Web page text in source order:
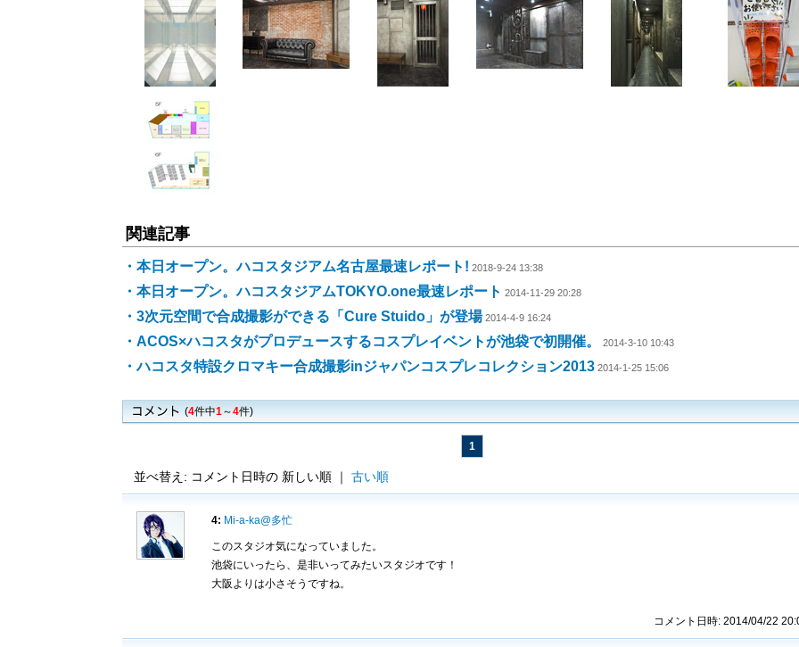
関連記事
・本日オープン。ハコスタジアム名古屋最速レポート! 2018-9-24 13:38
・本日オープン。ハコスタジアムTOKYO.one最速レポート 2014-11-29 20:28
・3次元空間で合成撮影ができる「Cure Stuido」が登場 2014-4-9 16:24
・ACOS×ハコスタがプロデュースするコスプレイベントが池袋で初開催。 2014-3-10 10:43
・ハコスタ特設クロマキー合成撮影inジャパンコスプレコレクション2013 2014-1-25 15:06
(4件中1～4件)
1
並べ替え: コメント日時の 新しい順 ｜ 古い順
4: Mi-a-ka@多忙
このスタジオ気になっていました。
池袋にいったら、是非いってみたいスタジオです！
大阪よりは小さそうですね。
コメント日時: 2014/04/22